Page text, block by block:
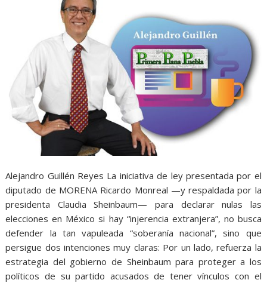
Alejandro Guillén Reyes La iniciativa de ley presentada por el
diputado de MORENA Ricardo Monreal —y respaldada por la
presidenta Claudia Sheinbaum— para declarar nulas las
elecciones en México si hay “injerencia extranjera”, no busca
defender la tan vapuleada “soberanía nacional”, sino que
persigue dos intenciones muy claras: Por un lado, refuerza la
estrategia del gobierno de Sheinbaum para proteger a los
políticos de su partido acusados de tener vínculos con el